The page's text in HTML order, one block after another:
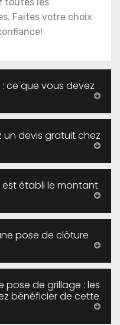
Faites votre choix
ce que vous devez
devis gratuit chez
établi le montant
pose de clôture
pose de grillage : les
bénéficier de cette